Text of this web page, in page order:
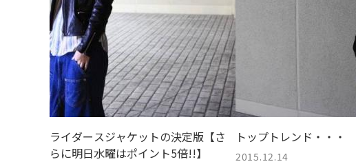
ライダースジャケットの決定版【さ
らに明日水曜はポイント5倍!!】
トップトレンド・・・
2015.12.14